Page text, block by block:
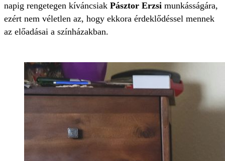
napig rengetegen kíváncsiak Pásztor Erzsi munkásságára,
ezért nem véletlen az, hogy ekkora érdeklődéssel mennek
az előadásai a színházakban.